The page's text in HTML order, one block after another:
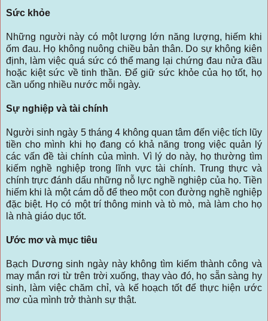
Sức khỏe
Những người này có một lượng lớn năng lượng, hiếm khi
ốm đau. Họ không nuông chiều bản thân. Do sự không kiên
định, làm việc quá sức có thể mang lại chứng đau nửa đầu
hoặc kiệt sức về tinh thần. Để giữ sức khỏe của họ tốt, họ
cần uống nhiều nước mỗi ngày.
Sự nghiệp và tài chính
Người sinh ngày 5 tháng 4 không quan tâm đến việc tích lũy
tiền cho mình khi họ đang có khả năng trong việc quản lý
các vấn đề tài chính của mình. Vì lý do này, họ thường tìm
kiếm nghề nghiệp trong lĩnh vực tài chính. Trung thực và
chính trực đánh dấu những nỗ lực nghề nghiệp của họ. Tiền
hiếm khi là một cám dỗ để theo một con đường nghề nghiệp
đặc biệt. Họ có một trí thông minh và tò mò, mà làm cho họ
là nhà giáo dục tốt.
Ước mơ và mục tiêu
Bạch Dương sinh ngày này không tìm kiếm thành công và
may mắn rơi từ trên trời xuống, thay vào đó, họ sẵn sàng hy
sinh, làm việc chăm chỉ, và kế hoạch tốt để thực hiện ước
mơ của mình trở thành sự thật.